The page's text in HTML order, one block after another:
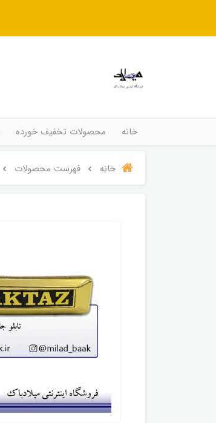
خانه محصولات تخفیف خورده
خانه فهرست محصولات